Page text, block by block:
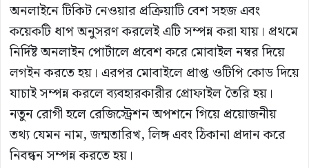
অনলাইনে টিকিট নেওয়ার প্রক্রিয়াটি বেশ সহজ এবং
কয়েকটি ধাপ অনুসরণ করলেই এটি সম্পন্ন করা যায়। প্রথমে
নির্দিষ্ট অনলাইন পোর্টালে প্রবেশ করে মোবাইল নম্বর দিয়ে
লগইন করতে হয়। এরপর মোবাইলে প্রাপ্ত ওটিপি কোড দিয়ে
যাচাই সম্পন্ন করলে ব্যবহারকারীর প্রোফাইল তৈরি হয়।
নতুন রোগী হলে রেজিস্ট্রেশন অপশনে গিয়ে প্রয়োজনীয়
তথ্য যেমন নাম, জন্মতারিখ, লিঙ্গ এবং ঠিকানা প্রদান করে
নিবন্ধন সম্পন্ন করতে হয়।